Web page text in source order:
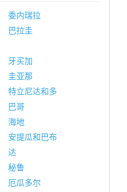
委内瑞拉
巴拉圭
牙买加
圭亚那
特立尼达和多
巴哥
海地
安提瓜和巴布
达
秘鲁
厄瓜多尔